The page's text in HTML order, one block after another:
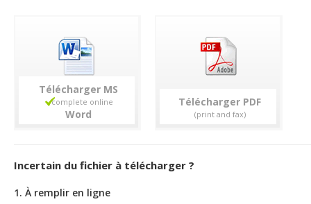
Télécharger
Télécharger
Incertain du fichier à télécharger ?
1. À remplir en ligne